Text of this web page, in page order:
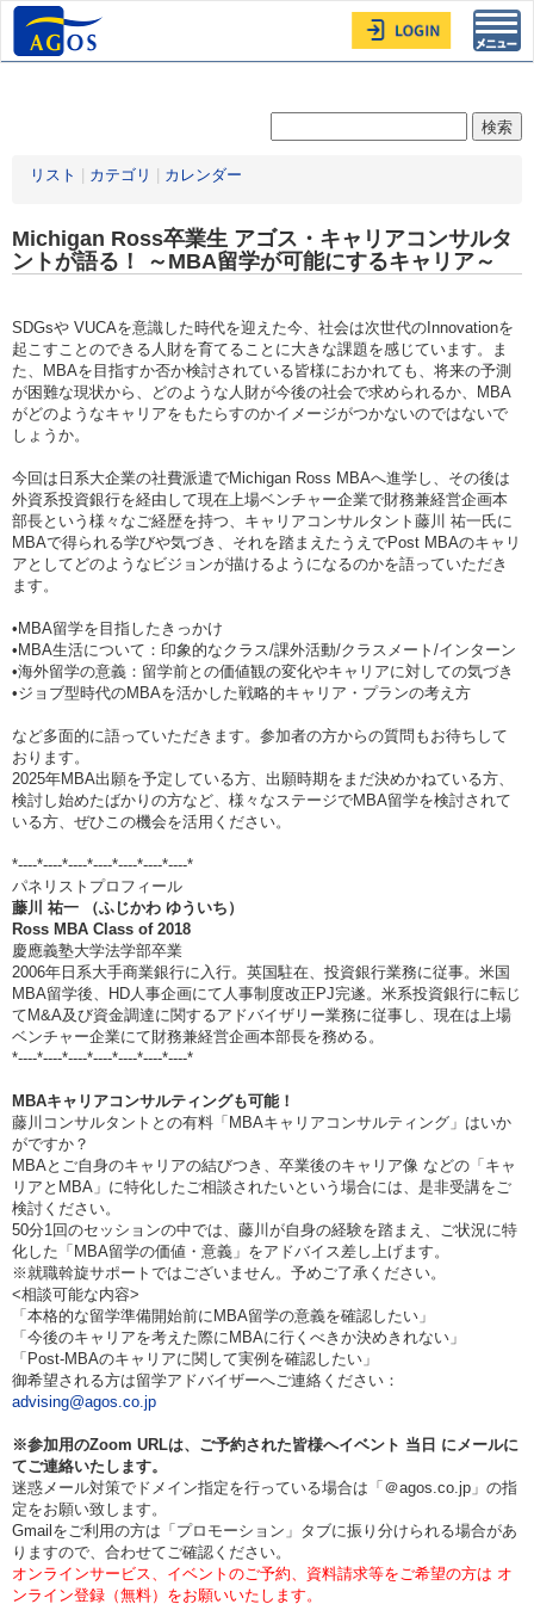
リスト カテゴリ カレンダー
Michigan Ross卒業生 アゴス・キャリアコンサルタ
ントが語る！ ～MBA留学が可能にするキャリア～
SDGsや VUCAを意識した時代を迎えた今、社会は次世代のInnovationを
起こすことのできる人財を育てることに大きな課題を感じています。ま
た、MBAを目指すか否か検討されている皆様におかれても、将来の予測
が困難な現状から、どのような人財が今後の社会で求められるか、MBA
がどのようなキャリアをもたらすのかイメージがつかないのではないで
しょうか。
今回は日系大企業の社費派遣でMichigan Ross MBAへ進学し、その後は
外資系投資銀行を経由して現在上場ベンチャー企業で財務兼経営企画本
部長という様々なご経歴を持つ、キャリアコンサルタント藤川 祐一氏に
MBAで得られる学びや気づき、それを踏まえたうえでPost MBAのキャリ
アとしてどのようなビジョンが描けるようになるのかを語っていただき
ます。
•MBA留学を目指したきっかけ
•MBA生活について：印象的なクラス/課外活動/クラスメート/インターン
•海外留学の意義：留学前との価値観の変化やキャリアに対しての気づき
•ジョブ型時代のMBAを活かした戦略的キャリア・プランの考え方
など多面的に語っていただきます。参加者の方からの質問もお待ちして
おります。
2025年MBA出願を予定している方、出願時期をまだ決めかねている方、
検討し始めたばかりの方など、様々なステージでMBA留学を検討されて
いる方、ぜひこの機会を活用ください。
*----*----*----*----*----*----*----*
パネリストプロフィール
藤川 祐一 （ふじかわ ゆういち）
Ross MBA Class of 2018
慶應義塾大学法学部卒業
2006年日系大手商業銀行に入行。英国駐在、投資銀行業務に従事。米国
MBA留学後、HD人事企画にて人事制度改正PJ完遂。米系投資銀行に転じ
てM&A及び資金調達に関するアドバイザリー業務に従事し、現在は上場
ベンチャー企業にて財務兼経営企画本部長を務める。
*----*----*----*----*----*----*----*
MBAキャリアコンサルティングも可能！
藤川コンサルタントとの有料「MBAキャリアコンサルティング」はいか
がですか？
MBAとご自身のキャリアの結びつき、卒業後のキャリア像 などの「キャ
リアとMBA」に特化したご相談されたいという場合には、是非受講をご
検討ください。
50分1回のセッションの中では、藤川が自身の経験を踏まえ、ご状況に特
化した「MBA留学の価値・意義」をアドバイス差し上げます。
※就職斡旋サポートではございません。予めご了承ください。
<相談可能な内容>
「本格的な留学準備開始前にMBA留学の意義を確認したい」
「今後のキャリアを考えた際にMBAに行くべきか決めきれない」
「Post-MBAのキャリアに関して実例を確認したい」
御希望される方は留学アドバイザーへご連絡ください：
advising@agos.co.jp
※参加用のZoom URLは、ご予約された皆様へイベント 当日 にメールに
てご連絡いたします。
迷惑メール対策でドメイン指定を行っている場合は「＠agos.co.jp」の指
定をお願い致します。
Gmailをご利用の方は「プロモーション」タブに振り分けられる場合があ
りますので、合わせてご確認ください。
オンラインサービス、イベントのご予約、資料請求等をご希望の方は オ
ンライン登録（無料）をお願いいたします。